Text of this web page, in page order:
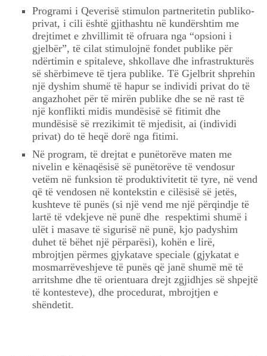
Programi i Qeverisë stimulon partneritetin publiko-
privat, i cili është gjithashtu në kundërshtim me
drejtimet e zhvillimit të ofruara nga “opsioni i
gjelbër”, të cilat stimulojnë fondet publike për
ndërtimin e spitaleve, shkollave dhe infrastrukturës
së shërbimeve të tjera publike. Të Gjelbrit shprehin
një dyshim shumë të hapur se individi privat do të
angazhohet për të mirën publike dhe se në rast të
një konflikti midis mundësisë së fitimit dhe
mundësisë së rrezikimit të mjedisit, ai (individi
privat) do të heqë dorë nga fitimi.
Në program, të drejtat e punëtorëve maten me
nivelin e kënaqësisë së punëtorëve të vendosur
vetëm në funksion të produktivitetit të tyre, në vend
që të vendosen në kontekstin e cilësisë së jetës,
kushteve të punës (si një vend me një përqindje të
lartë të vdekjeve në punë dhe respektimi shumë i
ulët i masave të sigurisë në punë, kjo padyshim
duhet të bëhet një përparësi), kohën e lirë,
mbrojtjen përmes gjykatave speciale (gjykatat e
mosmarrëveshjeve të punës që janë shumë më të
arritshme dhe të orientuara drejt zgjidhjes së shpejtë
të kontesteve), dhe procedurat, mbrojtjen e
shëndetit.